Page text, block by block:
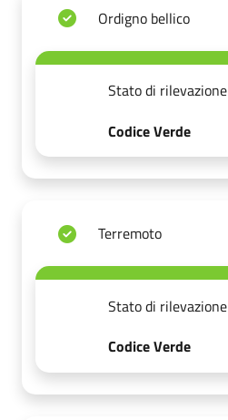
Ordigno bellico
Stato di rilevazione
Codice Verde
Terremoto
Stato di rilevazione
Codice Verde